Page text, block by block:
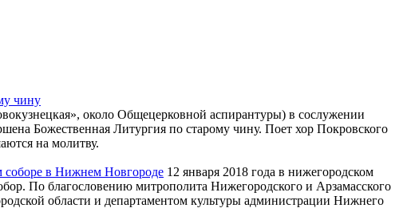
чину
около Общецерковной аспирантуры) в сослужении
Божественная Литургия по старому чину. Поет хор Покровского
на молитву.
соборе в Нижнем Новгороде 12 января 2018 года в нижегородском
По благословению митрополита Нижегородского и Арзамасского
области и департаментом культуры администрации Нижнего